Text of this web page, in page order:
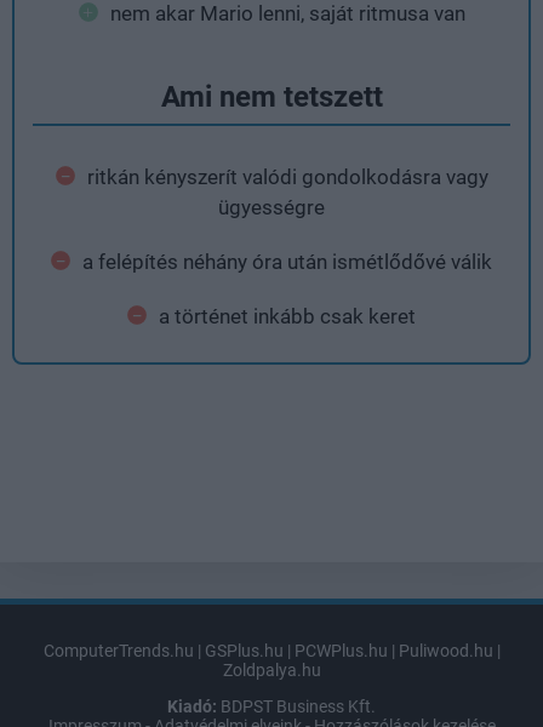
nem akar Mario lenni, saját ritmusa van
Ami nem tetszett
ritkán kényszerít valódi gondolkodásra vagy
ügyességre
a felépítés néhány óra után ismétlődővé válik
a történet inkább csak keret
ComputerTrends.hu | GSPlus.hu | PCWPlus.hu | Puliwood.hu |
Zoldpalya.hu
Kiadó: BDPST Business Kft.